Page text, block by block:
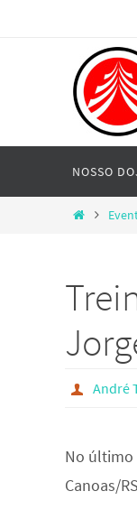
content
NOSSO
Home
André
No último
Canoas/